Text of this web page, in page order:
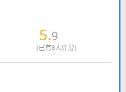
5.9
(已有8人评分)